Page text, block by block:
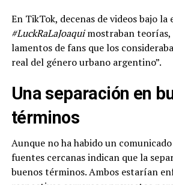
En TikTok, decenas de videos bajo la
#LuckRaLaJoaquimostraban teorías,
lamentos de fans que los
real del género urbano argentino”.
Una separación en
términos
Aunque no ha habido un
fuentes cercanas indican que la
buenos términos. Ambos estarían